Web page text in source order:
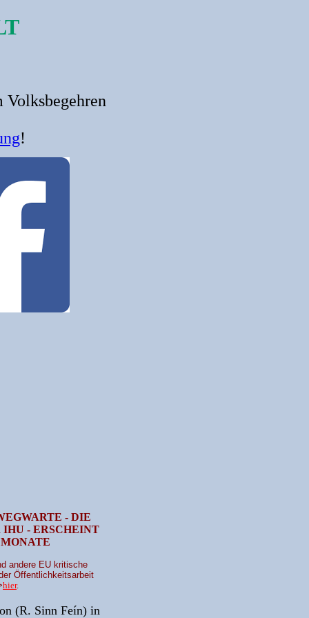
!
- DIE
- ERSCHEINT
andere EU kritische
Öffentlichkeitsarbeit
hier.
(R. Sinn Feín) in